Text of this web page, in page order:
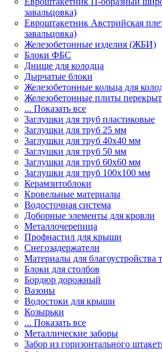
завальцовка)
Евроштакетник Австрийская
завальцовка)
Железобетонные изделия (ЖБИ)
Блоки ФБС
Днище для колодца
Дырчатые блоки
Железобетонные кольца для
Железобетонные плиты
... Показать все
Заглушки для труб пластиковые
Заглушки для труб 25 мм
Заглушки для труб 40х40 мм
Заглушки для труб 50 мм
Заглушки для труб 60х60 мм
Заглушки для труб 100х100 мм
Керамзитоблоки
Кровельные материалы
Водосточная система
Доборные элементы для кровли
Металлочерепица
Профнастил для крыши
Снегозадержатели
Материалы для благоустройства
Блоки для столбов
Бордюр дорожный
Вазоны
Водостоки для крыши
Козырьки
... Показать все
Металлические заборы
Забор из горизонтального